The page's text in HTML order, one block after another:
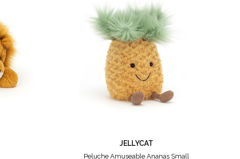
JELLYCAT
Peluche Amuseable Ananas Small